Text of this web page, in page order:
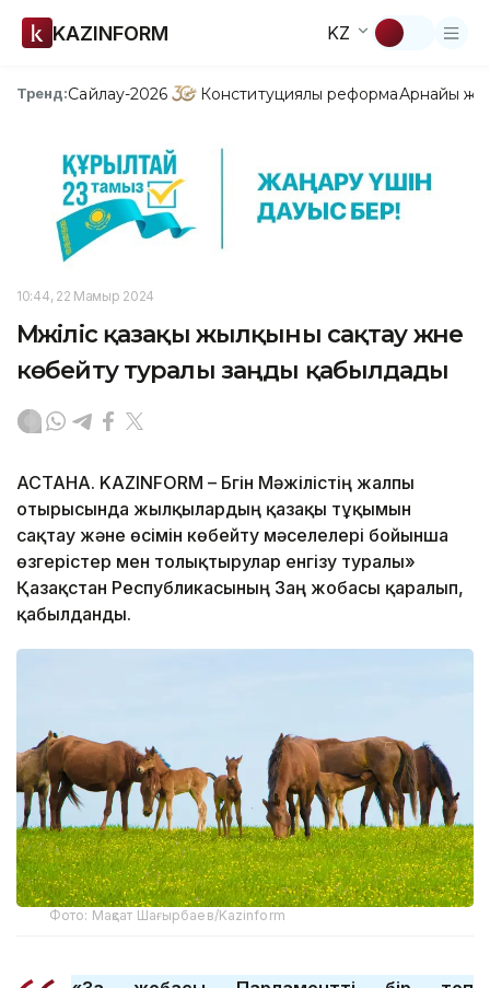
KAZINFORM KZ
Тренд:Сайлау-2026 Конституциялық реформаАрнайы
10:44, 22 Мамыр 2024
Мәжіліс қазақы жылқыны сақтау және
көбейту туралы заңды қабылдады
АСТАНА. KAZINFORM – Бүгін Мәжілістің жалпы
отырысында жылқылардың қазақы тұқымын
сақтау және өсімін көбейту мәселелері бойынша
өзгерістер мен толықтырулар енгізу туралы»
Қазақстан Республикасының Заң жобасы қаралып,
қабылданды.
Фото: Мақсат Шағырбаев/Kazinform